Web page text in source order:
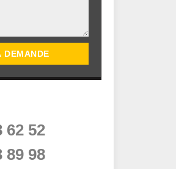
62 52
89 98